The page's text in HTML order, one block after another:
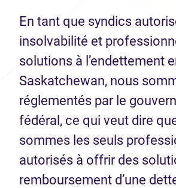
En tant que syndics
insolvabilité et
solutions à l’endettement
Saskatchewan, nous
réglementés par le
fédéral, ce qui veut dire
sommes les seuls
autorisés à offrir des
remboursement d’une